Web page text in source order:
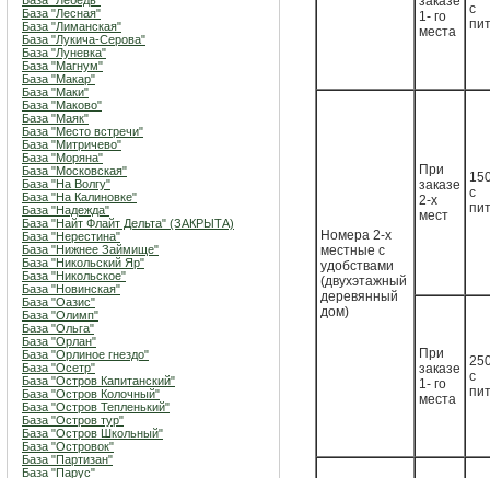
База "Лесная"
База "Лиманская"
База "Лукича-Серова"
База "Луневка"
База "Магнум"
База "Макар"
База "Маки"
База "Маково"
База "Маяк"
База "Место встречи"
База "Митричево"
База "Моряна"
База "Московская"
База "На Волгу"
База "На Калиновке"
База "Надежда"
База "Найт Флайт Дельта" (ЗАКРЫТА)
База "Нерестина"
База "Нижнее Займище"
База "Никольский Яр"
База "Никольское"
База "Новинская"
База "Оазис"
База "Олимп"
База "Ольга"
База "Орлан"
База "Орлиное гнездо"
База "Осетр"
База "Остров Капитанский"
База "Остров Колочный"
База "Остров Тепленький"
База "Остров тур"
База "Остров Школьный"
База "Островок"
База "Партизан"
База "Парус"
1- го
места
с
Номера 2-х
местные с
удобствами
(двухэтажный
деревянный
дом)
При
заказе
2-х
мест
с
При
заказе
1- го
места
с